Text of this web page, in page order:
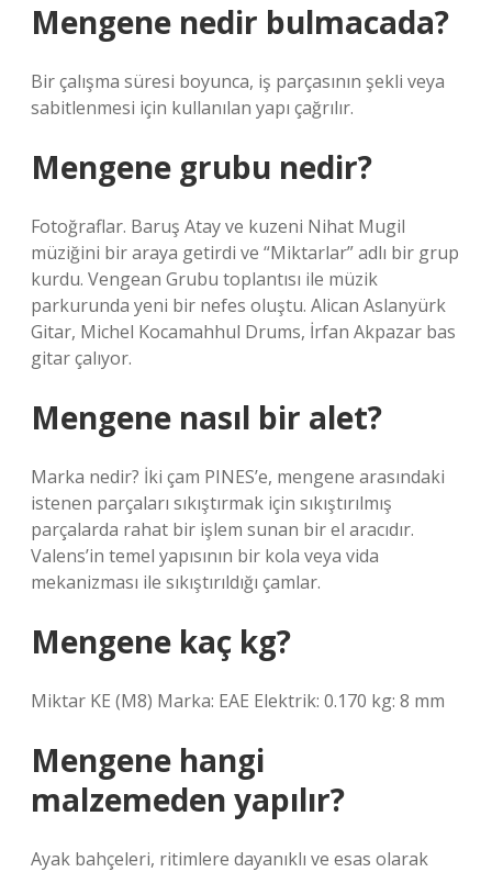
Mengene nedir bulmacada?
Bir çalışma süresi boyunca, iş parçasının şekli veya
sabitlenmesi için kullanılan yapı çağrılır.
Mengene grubu nedir?
Fotoğraflar. Baruş Atay ve kuzeni Nihat Mugil
müziğini bir araya getirdi ve “Miktarlar” adlı bir grup
kurdu. Vengean Grubu toplantısı ile müzik
parkurunda yeni bir nefes oluştu. Alican Aslanyürk
Gitar, Michel Kocamahhul Drums, İrfan Akpazar bas
gitar çalıyor.
Mengene nasıl bir alet?
Marka nedir? İki çam PINES’e, mengene arasındaki
istenen parçaları sıkıştırmak için sıkıştırılmış
parçalarda rahat bir işlem sunan bir el aracıdır.
Valens’in temel yapısının bir kola veya vida
mekanizması ile sıkıştırıldığı çamlar.
Mengene kaç kg?
Miktar KE (M8) Marka: EAE Elektrik: 0.170 kg: 8 mm
Mengene hangi
malzemeden yapılır?
Ayak bahçeleri, ritimlere dayanıklı ve esas olarak